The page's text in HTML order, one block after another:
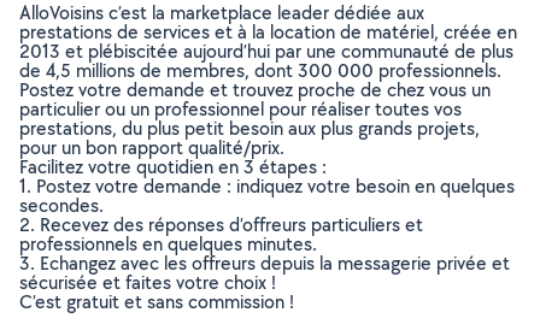
AlloVoisins c’est la marketplace leader dédiée aux
prestations de services et à la location de matériel, créée en
2013 et plébiscitée aujourd’hui par une communauté de plus
de 4,5 millions de membres, dont 300 000 professionnels.
Postez votre demande et trouvez proche de chez vous un
particulier ou un professionnel pour réaliser toutes vos
prestations, du plus petit besoin aux plus grands projets,
pour un bon rapport qualité/prix.
Facilitez votre quotidien en 3 étapes :
1. Postez votre demande : indiquez votre besoin en quelques
secondes.
2. Recevez des réponses d’offreurs particuliers et
professionnels en quelques minutes.
3. Echangez avec les offreurs depuis la messagerie privée et
sécurisée et faites votre choix !
C’est gratuit et sans commission !